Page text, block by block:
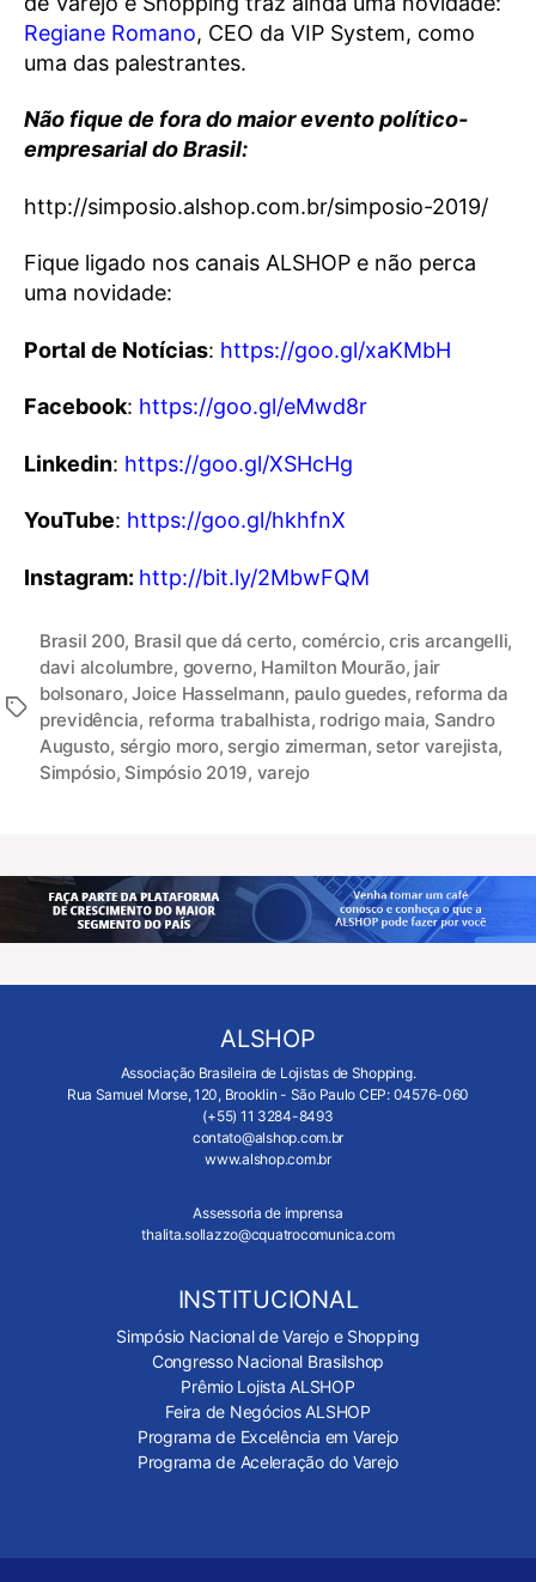
Regiane Romano, CEO da VIP System, como
uma das palestrantes.
Não fique de fora do maior evento político-
empresarial do Brasil:
http://simposio.alshop.com.br/simposio-2019/
Fique ligado nos canais ALSHOP e não perca
uma novidade:
Portal de Notícias: https://goo.gl/xaKMbH
Facebook: https://goo.gl/eMwd8r
Linkedin: https://goo.gl/XSHcHg
YouTube: https://goo.gl/hkhfnX
Instagram: http://bit.ly/2MbwFQM
Brasil 200, Brasil que dá certo, comércio,cris arcangelli,
davi alcolumbre, governo, Hamilton Mourão, jair
bolsonaro,Joice Hasselmann, paulo guedes, reforma da
previdência, reforma trabalhista, rodrigo maia, Sandro
Augusto, sérgio moro, sergio zimerman, setor varejista,
Simpósio, Simpósio 2019, varejo
ALSHOP
Associação Brasileira de Lojistas de Shopping.
Rua Samuel Morse, 120, Brooklin - São Paulo CEP: 04576-060
(+55) 11 3284-8493
contato@alshop.com.br
www.alshop.com.br
Assessoria de imprensa
thalita.sollazzo@cquatrocomunica.com
INSTITUCIONAL
Simpósio Nacional de Varejo e Shopping
Congresso Nacional Brasilshop
Prêmio Lojista ALSHOP
Feira de Negócios ALSHOP
Programa de Excelência em Varejo
Programa de Aceleração do Varejo